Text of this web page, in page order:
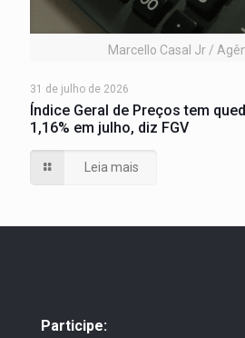
Marcello Casal Jr /
31 de julho de 2026
Índice Geral de Preços tem
1,16% em julho, diz FGV
Leia mais
Participe: